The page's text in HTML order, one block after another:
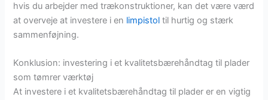
hvis du arbejder med trækonstruktioner, kan det være værd
at overveje at investere i en limpistol til hurtig og stærk
sammenføjning.
Konklusion: investering i et kvalitetsbærehåndtag til plader
som tømrer værktøj
At investere i et kvalitetsbærehåndtag til plader er en vigtig